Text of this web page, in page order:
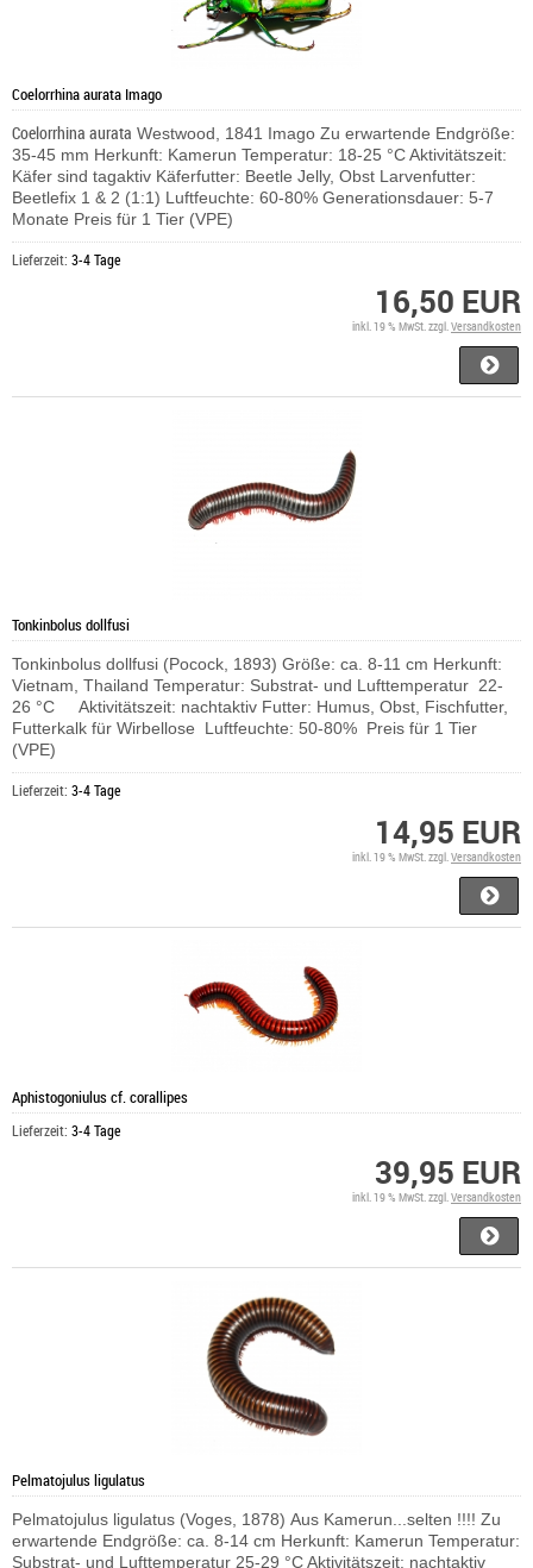
Coelorrhina aurata Imago
Coelorrhina aurata Westwood, 1841 Imago Zu erwartende Endgröße:
35-45 mm Herkunft: Kamerun Temperatur: 18-25 °C Aktivitätszeit:
Käfer sind tagaktiv Käferfutter: Beetle Jelly, Obst Larvenfutter:
Beetlefix 1 & 2 (1:1) Luftfeuchte: 60-80% Generationsdauer: 5-7
Monate Preis für 1 Tier (VPE)
Lieferzeit: 3-4 Tage
16,50 EUR
inkl. 19 % MwSt. zzgl.Versandkosten
Tonkinbolus dollfusi
Tonkinbolus dollfusi (Pocock, 1893) Größe: ca. 8-11 cm Herkunft:
Vietnam, Thailand Temperatur: Substrat- und Lufttemperatur 22-
26 °C Aktivitätszeit: nachtaktiv Futter: Humus, Obst, Fischfutter,
Futterkalk für Wirbellose Luftfeuchte: 50-80% Preis für 1 Tier
(VPE)
Lieferzeit: 3-4 Tage
14,95 EUR
inkl. 19 % MwSt. zzgl.Versandkosten
Aphistogoniulus cf. corallipes
Lieferzeit: 3-4 Tage
39,95 EUR
inkl. 19 % MwSt. zzgl. Versandkosten
Pelmatojulus ligulatus
Pelmatojulus ligulatus (Voges, 1878) Aus Kamerun...selten !!!! Zu
erwartende Endgröße: ca. 8-14 cm Herkunft: Kamerun Temperatur:
Substrat- und Lufttemperatur 25-29 °C Aktivitätszeit: nachtaktiv